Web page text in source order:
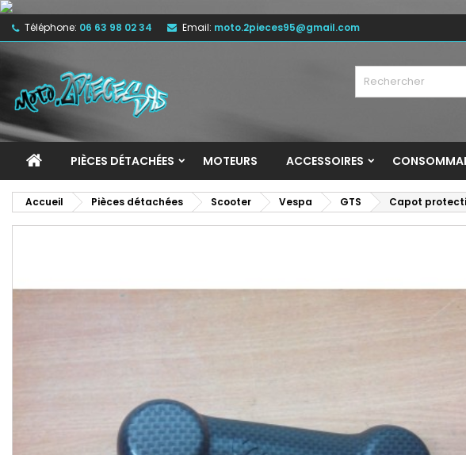
Téléphone: 06 63 98 02 34 Email: moto.2pieces95@gmail.com
PIÈCES DÉTACHÉES MOTEURS ACCESSOIRES
Accueil Pièces détachées Scooter Vespa GTS Capot
My wishlists
Create new list
Créer une
Nom de la liste
Connexion
Vous devez être
d'envies.